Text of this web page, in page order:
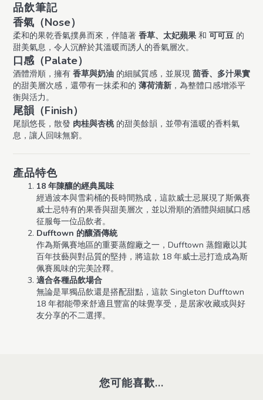
品飲筆記
香氣（Nose）
柔和的果乾香氣撲鼻而來，伴隨著 香草、太妃蘋果 和 可可豆 的
甜美氣息，令人沉醉於其溫暖而誘人的香氣層次。
口感（Palate）
酒體滑順，擁有 香草與奶油 的細膩質感，並展現 茴香、多汁果實
的甜美層次感，還帶有一抹柔和的 薄荷清新 ，為整體口感增添平
衡與活力。
尾韻（Finish）
尾韻悠長，散發 肉桂與杏桃的甜美餘韻，並帶有溫暖的香料氣
息，讓人回味無窮。
產品特色
18 年陳釀的經典風味
經過波本與雪莉桶的長時間熟成，這款威士忌展現了斯佩賽
威士忌特有的果香與甜美層次，並以滑順的酒體與細膩口感
征服每一位品飲者。
Dufftown 的釀酒傳統
作為斯佩賽地區的重要蒸餾廠之一，Dufftown 蒸餾廠以其
百年技藝與對品質的堅持，將這款 18 年威士忌打造成為斯
佩賽風味的完美詮釋。
適合各種品飲場合
無論是單獨品飲還是搭配甜點，這款 Singleton Dufftown
18 年都能帶來舒適且豐富的味覺享受，是居家收藏或與好
友分享的不二選擇。
您可能喜歡...